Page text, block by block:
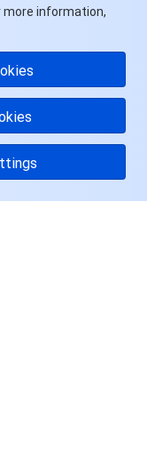
more information,